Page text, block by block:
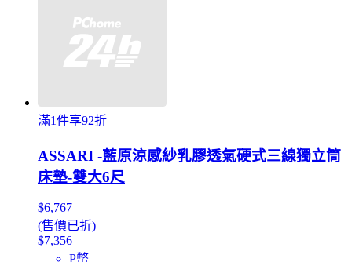
滿1件享92折
ASSARI -藍原涼感紗乳膠透氣硬式三線獨立筒
床墊-雙大6尺
$6,767
(售價已折)
$7,356
P幣